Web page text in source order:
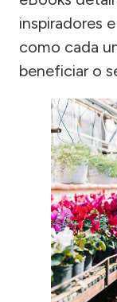
inspiradores
como cada
beneficiar o